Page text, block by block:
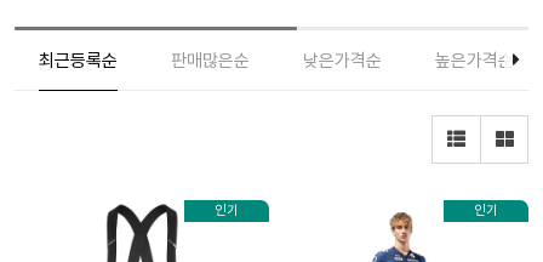
최근등록순 판매많은순 낮은가격순 높은가격순
인기 인기